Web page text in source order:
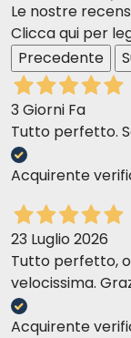
Le nostre
Clicca qui per
Precedente
3 Giorni Fa
Tutto perfetto.
Acquirente
23 Luglio 2026
Tutto perfetto,
velocissima.
Acquirente